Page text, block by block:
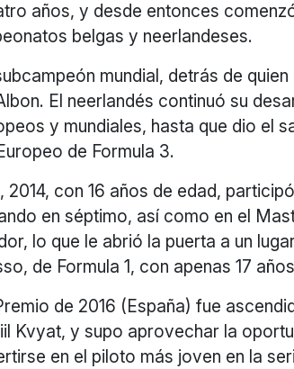
años, y desde entonces
belgas y neerlandeses.
mundial, detrás de
El neerlandés continuó su
y mundiales, hasta que dio el
de Formula 3.
2014, con 16 años de edad,
en séptimo, así como en el
lo que le abrió la puerta a un
de Formula 1, con apenas 17
de 2016 (España) fue
Kvyat, y supo aprovechar la
en el piloto más joven en la